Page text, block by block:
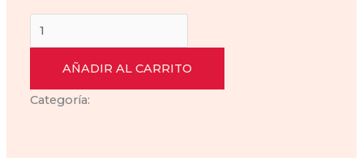
$70.00.$63.00.
Regulador
de
Voltaje
Ws175
cantidad
AÑADIR AL CARRITO
Categoría: